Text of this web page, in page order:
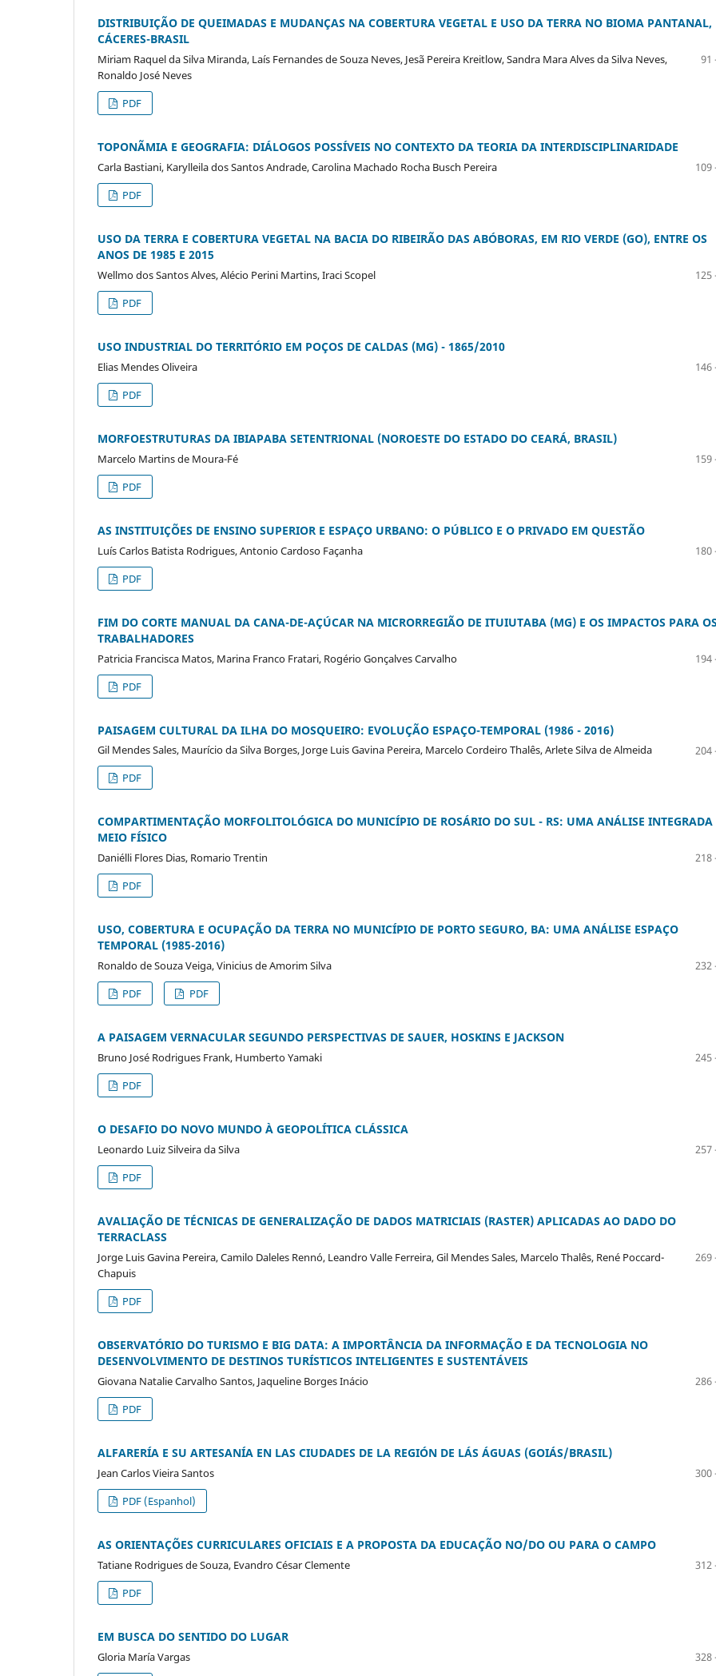
DISTRIBUIÇÃO DE QUEIMADAS E MUDANÇAS NA COBERTURA VEGETAL E USO DA TERRA NO BIOMA PANTANAL,
CÁCERES-BRASIL
Miriam Raquel da Silva Miranda, Laís Fernandes de Souza Neves, Jesã Pereira Kreitlow, Sandra Mara Alves da Silva Neves,
Ronaldo José Neves
91
PDF
TOPONÃMIA E GEOGRAFIA: DIÁLOGOS POSSÍVEIS NO CONTEXTO DA TEORIA DA INTERDISCIPLINARIDADE
Carla Bastiani, Karylleila dos Santos Andrade, Carolina Machado Rocha Busch Pereira
109
PDF
USO DA TERRA E COBERTURA VEGETAL NA BACIA DO RIBEIRÃO DAS ABÓBORAS, EM RIO VERDE (GO), ENTRE OS
ANOS DE 1985 E 2015
Wellmo dos Santos Alves, Alécio Perini Martins, Iraci Scopel
125
PDF
USO INDUSTRIAL DO TERRITÓRIO EM POÇOS DE CALDAS (MG) - 1865/2010
Elias Mendes Oliveira
146
PDF
MORFOESTRUTURAS DA IBIAPABA SETENTRIONAL (NOROESTE DO ESTADO DO CEARÁ, BRASIL)
Marcelo Martins de Moura-Fé
159
PDF
AS INSTITUIÇÕES DE ENSINO SUPERIOR E ESPAÇO URBANO: O PÚBLICO E O PRIVADO EM QUESTÃO
Luís Carlos Batista Rodrigues, Antonio Cardoso Façanha
180
PDF
FIM DO CORTE MANUAL DA CANA-DE-AÇÚCAR NA MICRORREGIÃO DE ITUIUTABA (MG) E OS IMPACTOS PARA OS
TRABALHADORES
Patricia Francisca Matos, Marina Franco Fratari, Rogério Gonçalves Carvalho
194
PDF
PAISAGEM CULTURAL DA ILHA DO MOSQUEIRO: EVOLUÇÃO ESPAÇO-TEMPORAL (1986 - 2016)
Gil Mendes Sales, Maurício da Silva Borges, Jorge Luis Gavina Pereira, Marcelo Cordeiro Thalês, Arlete Silva de Almeida
204
PDF
COMPARTIMENTAÇÃO MORFOLITOLÓGICA DO MUNICÍPIO DE ROSÁRIO DO SUL - RS: UMA ANÁLISE INTEGRADA
MEIO FÍSICO
Daniélli Flores Dias, Romario Trentin
218
PDF
USO, COBERTURA E OCUPAÇÃO DA TERRA NO MUNICÍPIO DE PORTO SEGURO, BA: UMA ANÁLISE ESPAÇO
TEMPORAL (1985-2016)
Ronaldo de Souza Veiga, Vinicius de Amorim Silva
232
PDF
PDF
A PAISAGEM VERNACULAR SEGUNDO PERSPECTIVAS DE SAUER, HOSKINS E JACKSON
Bruno José Rodrigues Frank, Humberto Yamaki
245
PDF
O DESAFIO DO NOVO MUNDO À GEOPOLÍTICA CLÁSSICA
Leonardo Luiz Silveira da Silva
257
PDF
AVALIAÇÃO DE TÉCNICAS DE GENERALIZAÇÃO DE DADOS MATRICIAIS (RASTER) APLICADAS AO DADO DO
TERRACLASS
Jorge Luis Gavina Pereira, Camilo Daleles Rennó, Leandro Valle Ferreira, Gil Mendes Sales, Marcelo Thalês, René Poccard-
Chapuis
269
PDF
OBSERVATÓRIO DO TURISMO E BIG DATA: A IMPORTÂNCIA DA INFORMAÇÃO E DA TECNOLOGIA NO
DESENVOLVIMENTO DE DESTINOS TURÍSTICOS INTELIGENTES E SUSTENTÁVEIS
Giovana Natalie Carvalho Santos, Jaqueline Borges Inácio
286
PDF
ALFARERÍA E SU ARTESANÍA EN LAS CIUDADES DE LA REGIÓN DE LÁS ÁGUAS (GOIÁS/BRASIL)
Jean Carlos Vieira Santos
300
PDF (Espanhol)
AS ORIENTAÇÕES CURRICULARES OFICIAIS E A PROPOSTA DA EDUCAÇÃO NO/DO OU PARA O CAMPO
Tatiane Rodrigues de Souza, Evandro César Clemente
312
PDF
EM BUSCA DO SENTIDO DO LUGAR
Gloria María Vargas 328